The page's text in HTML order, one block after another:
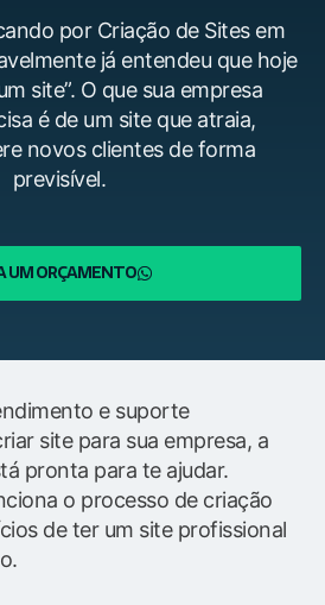
por Criação de Sites em
já entendeu que hoje
site”. O que sua empresa
é de um site que atraia,
novos clientes de forma
previsível.
UM ORÇAMENTO
e suporte
site para sua empresa, a
pronta para te ajudar.
o processo de criação
de ter um site profissional